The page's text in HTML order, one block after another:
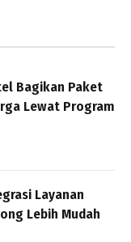
Bagikan Paket
Lewat Program
Layanan
Lebih Mudah